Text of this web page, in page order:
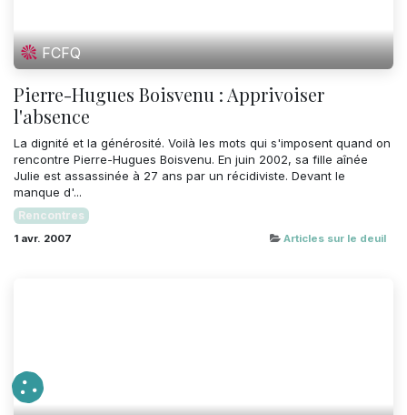
FCFQ
Pierre-Hugues Boisvenu : Apprivoiser
l'absence
La dignité et la générosité. Voilà les mots qui s'imposent quand on
rencontre Pierre-Hugues Boisvenu. En juin 2002, sa fille aînée
Julie est assassinée à 27 ans par un récidiviste. Devant le
manque d'...
Rencontres
1 avr. 2007 Articles sur le deuil